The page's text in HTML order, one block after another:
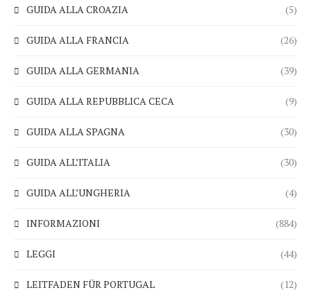
GUIDA ALLA CROAZIA (5)
GUIDA ALLA FRANCIA (26)
GUIDA ALLA GERMANIA (39)
GUIDA ALLA REPUBBLICA CECA (9)
GUIDA ALLA SPAGNA (30)
GUIDA ALL’ITALIA (30)
GUIDA ALL’UNGHERIA (4)
INFORMAZIONI (884)
LEGGI (44)
LEITFADEN FÜR PORTUGAL (12)